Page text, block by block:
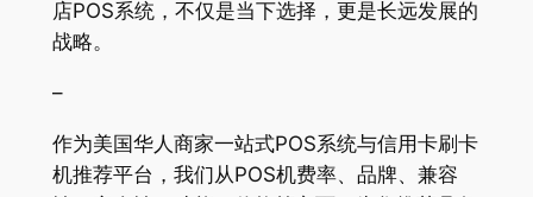
店POS系统，不仅是当下选择，更是长远发展的
战略。
–
作为美国华人商家一站式POS系统与信用卡刷卡
机推荐平台，我们从POS机费率、品牌、兼容